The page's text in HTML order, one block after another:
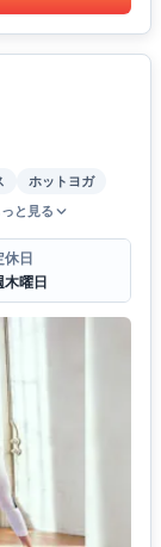
ホットヨガ
っと見る
休日
木曜日